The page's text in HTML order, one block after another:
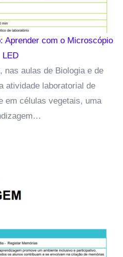
Aprender com o Microscópio
LED
nas aulas de Biologia e de
atividade laboratorial de
em células vegetais, uma